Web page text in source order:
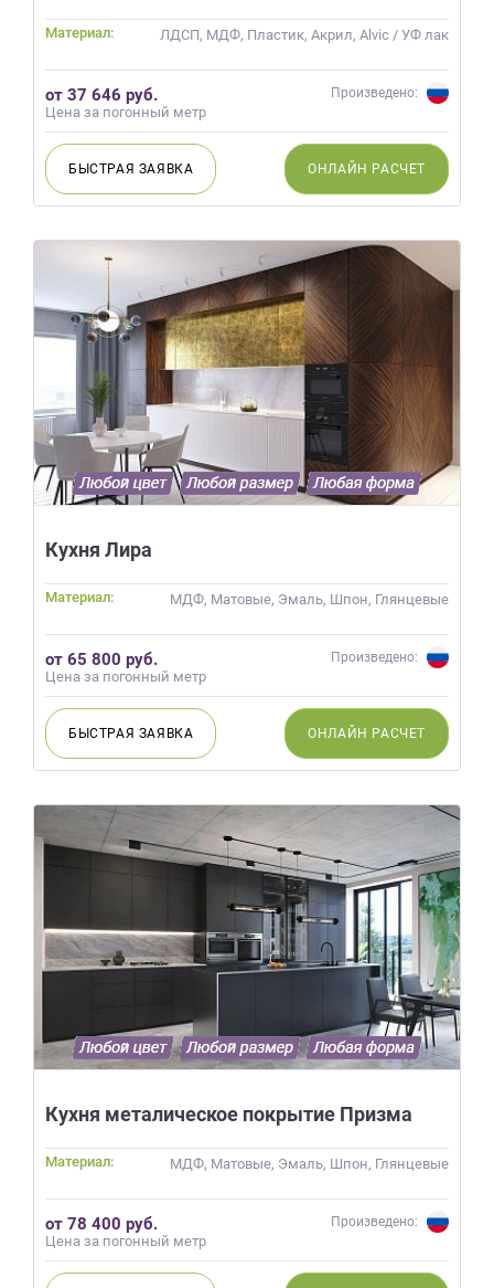
Материал: ЛДСП, МДФ, Пластик, Акрил, Alvic / УФ лак
от 37 646 руб.
Цена за погонный метр
Произведено:
БЫСТРАЯ ЗАЯВКА ОНЛАЙН РАСЧЕТ
Кухня Лира
Материал: МДФ, Матовые, Эмаль, Шпон, Глянцевые
от 65 800 руб.
Цена за погонный метр
Произведено:
БЫСТРАЯ ЗАЯВКА ОНЛАЙН РАСЧЕТ
Кухня металическое покрытие Призма
Материал: МДФ, Матовые, Эмаль, Шпон, Глянцевые
от 78 400 руб.
Цена за погонный метр
Произведено:
обработку
Согласие
обработку
данных
порядке
условиях
Политики
обработки
персональных
данных.